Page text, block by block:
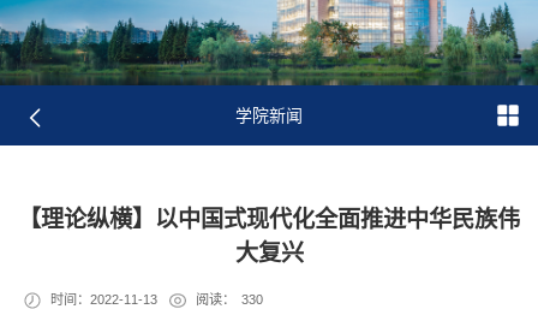
学院新闻
【理论纵横】以中国式现代化全面推进中华民族伟
大复兴
时间：2022-11-13 阅读： 330